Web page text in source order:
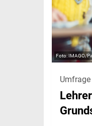
IMAGO/
Umfrage